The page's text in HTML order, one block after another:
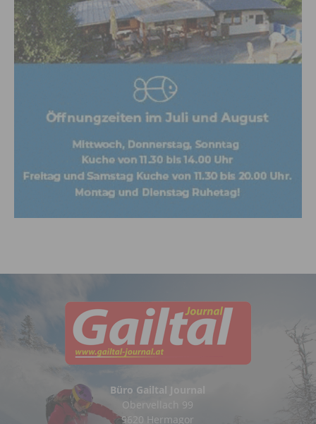
Büro Gailtal Journal
Obervellach 99
9620 Hermagor